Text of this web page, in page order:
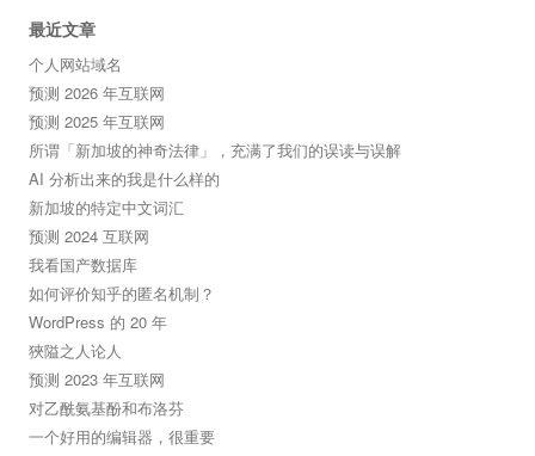
最近文章
个人网站域名
预测 2026 年互联网
预测 2025 年互联网
所谓「新加坡的神奇法律」，充满了我们的误读与误解
AI 分析出来的我是什么样的
新加坡的特定中文词汇
预测 2024 互联网
我看国产数据库
如何评价知乎的匿名机制？
WordPress 的 20 年
狹隘之人论人
预测 2023 年互联网
对乙酰氨基酚和布洛芬
一个好用的编辑器，很重要